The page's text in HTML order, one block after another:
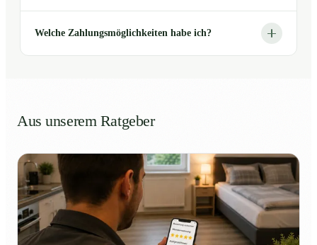
Welche Zahlungsmöglichkeiten habe ich?
Aus unserem Ratgeber